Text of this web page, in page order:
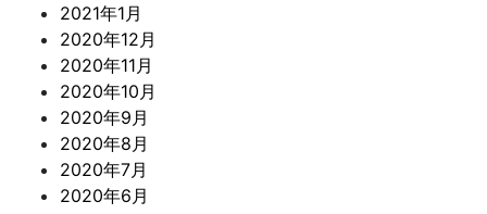
2021年1月
2020年12月
2020年11月
2020年10月
2020年9月
2020年8月
2020年7月
2020年6月